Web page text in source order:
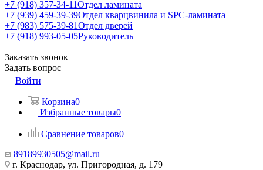
+7 (918) 357-34-11Отдел ламината
+7 (939) 459-39-39Отдел кварцвинила и SPC-ламината
+7 (983) 575-39-81Отдел дверей
+7 (918) 993-05-05Руководитель
Заказать звонок
Задать вопрос
Войти
Корзина0
Избранные товары0
Сравнение товаров0
89189930505@mail.ru
г. Краснодар, ул. Пригородная, д. 179